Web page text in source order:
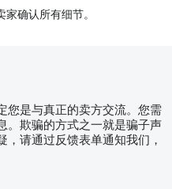
确认所有细节。
您是与真正的卖方交流。您需
。欺骗的方式之一就是骗子声
请通过反馈表单通知我们，